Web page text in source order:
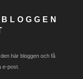
här bloggen och få
e-post.